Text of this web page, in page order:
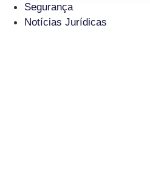
Segurança
Notícias Jurídicas